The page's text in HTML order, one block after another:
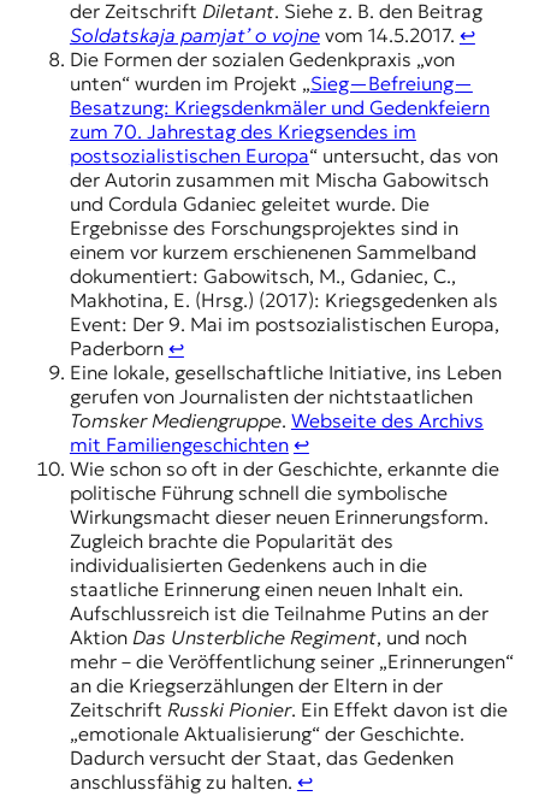
der Zeitschrift Diletant. Siehe z. B. den Beitrag
Soldatskaja pamjat’ o vojnevom 14.5.2017. ↩︎
Die Formen der sozialen Gedenkpraxis „von
unten“ wurden im Projekt „Sieg—Befreiung—
Besatzung: Kriegsdenkmäler und Gedenkfeiern
zum 70. Jahrestag des Kriegsendes im
postsozialistischen Europa“ untersucht, das von
der Autorin zusammen mit Mischa Gabowitsch
und Cordula Gdaniec geleitet wurde. Die
Ergebnisse des Forschungsprojektes sind in
einem vor kurzem erschienenen Sammelband
dokumentiert: Gabowitsch, M., Gdaniec, C.,
Makhotina, E. (Hrsg.) (2017): Kriegsgedenken als
Event: Der 9. Mai im postsozialistischen Europa,
Paderborn ↩︎
Eine lokale, gesellschaftliche Initiative, ins Leben
gerufen von Journalisten der nichtstaatlichen
Tomsker Mediengruppe. Webseite des Archivs
mit Familiengeschichten ↩︎
Wie schon so oft in der Geschichte, erkannte die
politische Führung schnell die symbolische
Wirkungsmacht dieser neuen Erinnerungsform.
Zugleich brachte die Popularität des
individualisierten Gedenkens auch in die
staatliche Erinnerung einen neuen Inhalt ein.
Aufschlussreich ist die Teilnahme Putins an der
Aktion Das Unsterbliche Regiment, und noch
mehr – die Veröffentlichung seiner „Erinnerungen“
an die Kriegserzählungen der Eltern in der
Zeitschrift Russki Pionier. Ein Effekt davon ist die
„emotionale Aktualisierung“ der Geschichte.
Dadurch versucht der Staat, das Gedenken
anschlussfähig zu halten. ↩︎